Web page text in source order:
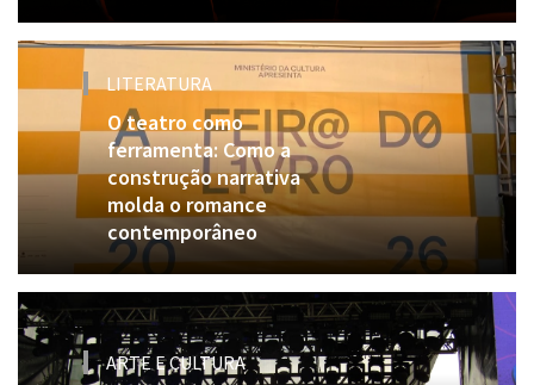
LITERATURA
O teatro como
ferramenta: Como a
construção narrativa
molda o romance
contemporâneo
ARTE E CULTURA